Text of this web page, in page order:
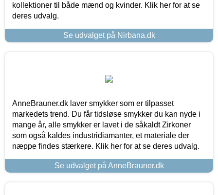
kollektioner til både mænd og kvinder. Klik her for at se
deres udvalg.
Se udvalget på Nirbana.dk
AnneBrauner.dk laver smykker som er tilpasset
markedets trend. Du får tidsløse smykker du kan nyde i
mange år, alle smykker er lavet i de såkaldt Zirkoner
som også kaldes industridiamanter, et materiale der
næppe findes stærkere. Klik her for at se deres udvalg.
Se udvalget på AnneBrauner.dk